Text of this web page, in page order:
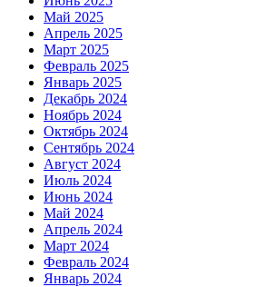
Май 2025
Апрель 2025
Март 2025
Февраль 2025
Январь 2025
Декабрь 2024
Ноябрь 2024
Октябрь 2024
Сентябрь 2024
Август 2024
Июль 2024
Июнь 2024
Май 2024
Апрель 2024
Март 2024
Февраль 2024
Январь 2024